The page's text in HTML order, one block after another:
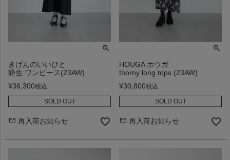
きげんのいいひと
静生 ワンピース(23AW)
¥36,300税込
SOLD OUT
再入荷お知らせ
HOUGA ホウガ
thorny long tops (23AW)
¥30,800税込
SOLD OUT
再入荷お知らせ